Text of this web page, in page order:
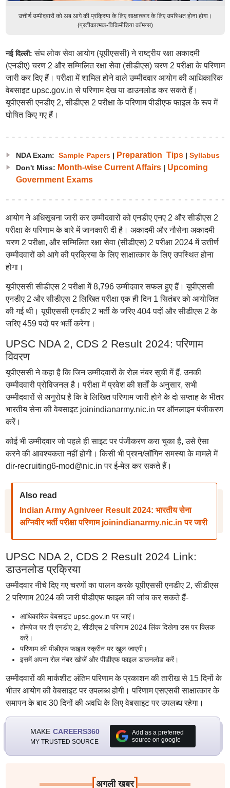
उत्तीर्ण उम्मीदवारों को अब आगे की प्रक्रिया के लिए साक्षात्कार के लिए उपस्थित होना होगा।
(प्रतीकात्मक-विकिमीडिया कॉमन्स)
नई दिल्ली:संघ लोक सेवा आयोग (यूपीएससी) ने राष्ट्रीय रक्षा अकादमी
(एनडीए) चरण 2 और सम्मिलित रक्षा सेवा (सीडीएस) चरण 2 परीक्षा के परिणाम
जारी कर दिए हैं। परीक्षा में शामिल होने वाले उम्मीदवार आयोग की आधिकारिक
वेबसाइट upsc.gov.in से परिणाम देख या डाउनलोड कर सकते हैं।
यूपीएससी एनडीए 2, सीडीएस 2 परीक्षा के परिणाम पीडीएफ फाइल के रूप में
घोषित किए गए हैं।
NDA Exam: Sample Papers| Preparation Tips| Syllabus
Don't Miss: Month-wise Current Affairs| Upcoming
Government Exams
आयोग ने अधिसूचना जारी कर उम्मीदवारों को एनडीए एनए 2 और सीडीएस 2
परीक्षा के परिणाम के बारे में जानकारी दी है। अकादमी और नौसेना अकादमी
चरण 2 परीक्षा, और सम्मिलित रक्षा सेवा (सीडीएस) 2 परीक्षा 2024 में उत्तीर्ण
उम्मीदवारों को आगे की प्रक्रिया के लिए साक्षात्कार के लिए उपस्थित होना
होगा।
यूपीएससी सीडीएस 2 परीक्षा में 8,796 उम्मीदवार सफल हुए हैं। यूपीएससी
एनडीए 2 और सीडीएस 2 लिखित परीक्षा एक ही दिन 1 सितंबर को आयोजित
की गई थी। यूपीएससी एनडीए 2 भर्ती के जरिए 404 पदों और सीडीएस 2 के
जरिए 459 पदों पर भर्ती करेगा।
UPSC NDA 2, CDS 2 Result 2024: परिणाम
विवरण
यूपीएससी ने कहा है कि जिन उम्मीदवारों के रोल नंबर सूची में हैं, उनकी
उम्मीदवारी प्रोविजनल है। परीक्षा में प्रवेश की शर्तों के अनुसार, सभी
उम्मीदवारों से अनुरोध है कि वे लिखित परिणाम जारी होने के दो सप्ताह के भीतर
भारतीय सेना की वेबसाइट joinindianarmy.nic.in पर ऑनलाइन पंजीकरण
करें।
कोई भी उम्मीदवार जो पहले ही साइट पर पंजीकरण करा चुका है, उसे ऐसा
करने की आवश्यकता नहीं होगी। किसी भी प्रश्न/लॉगिन समस्या के मामले में
dir-recruiting6-mod@nic.in पर ई-मेल कर सकते हैं।
Also read
Indian Army Agniveer Result 2024: भारतीय सेना
अग्निवीर भर्ती परीक्षा परिणाम joinindianarmy.nic.in पर जारी
UPSC NDA 2, CDS 2 Result 2024 Link:
डाउनलोड प्रक्रिया
उम्मीदवार नीचे दिए गए चरणों का पालन करके यूपीएससी एनडीए 2, सीडीएस
2 परिणाम 2024 की जारी पीडीएफ फाइल की जांच कर सकते हैं-
आधिकारिक वेबसाइट upsc.gov.in पर जाएं।
होमपेज पर ही एनडीए 2, सीडीएस 2 परिणाम 2024 लिंक दिखेगा उस पर क्लिक
करें।
परिणाम की पीडीएफ फाइल स्क्रीन पर खुल जाएगी।
इसमें अपना रोल नंबर खोजें और पीडीएफ फाइल डाउनलोड करें।
उम्मीदवारों की मार्कशीट अंतिम परिणाम के प्रकाशन की तारीख से 15 दिनों के
भीतर आयोग की वेबसाइट पर उपलब्ध होगी। परिणाम एसएसबी साक्षात्कार के
समापन के बाद 30 दिनों की अवधि के लिए वेबसाइट पर उपलब्ध रहेगा।
MAKE CAREERS360
MY TRUSTED SOURCE
Add as a preferred
source on google
[अगली खबर]